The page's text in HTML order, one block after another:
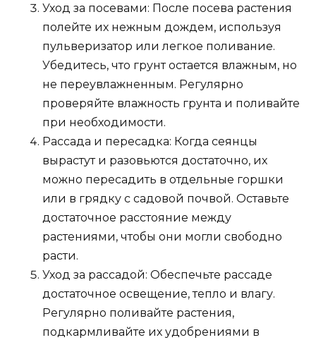
Уход за посевами: После посева растения
полейте их нежным дождем, используя
пульверизатор или легкое поливание.
Убедитесь, что грунт остается влажным, но
не переувлажненным. Регулярно
проверяйте влажность грунта и поливайте
при необходимости.
Рассада и пересадка: Когда сеянцы
вырастут и разовьются достаточно, их
можно пересадить в отдельные горшки
или в грядку с садовой почвой. Оставьте
достаточное расстояние между
растениями, чтобы они могли свободно
расти.
Уход за рассадой: Обеспечьте рассаде
достаточное освещение, тепло и влагу.
Регулярно поливайте растения,
подкармливайте их удобрениями в